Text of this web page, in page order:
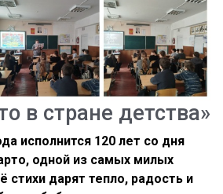
в стране детства»
исполнится 120 лет со дня
одной из самых милых
стихи дарят тепло, радость и